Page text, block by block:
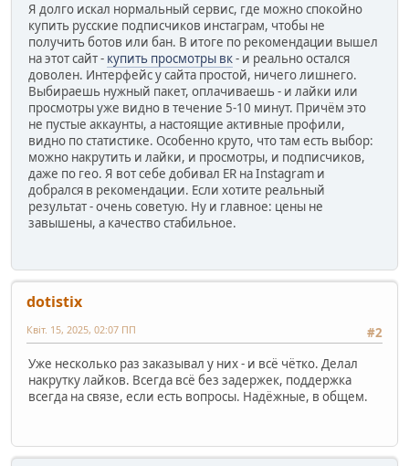
Я долго искал нормальный сервис, где можно спокойно
купить русские подписчиков инстаграм, чтобы не
получить ботов или бан. В итоге по рекомендации вышел
на этот сайт - купить просмотры вк- и реально остался
доволен. Интерфейс у сайта простой, ничего лишнего.
Выбираешь нужный пакет, оплачиваешь - и лайки или
просмотры уже видно в течение 5-10 минут. Причём это
не пустые аккаунты, а настоящие активные профили,
видно по статистике. Особенно круто, что там есть выбор:
можно накрутить и лайки, и просмотры, и подписчиков,
даже по гео. Я вот себе добивал ER на Instagram и
добрался в рекомендации. Если хотите реальный
результат - очень советую. Ну и главное: цены не
завышены, а качество стабильное.
dotistix
#2
Квіт. 15, 2025, 02:07 ПП
Уже несколько раз заказывал у них - и всё чётко. Делал
накрутку лайков. Всегда всё без задержек, поддержка
всегда на связе, если есть вопросы. Надёжные, в общем.